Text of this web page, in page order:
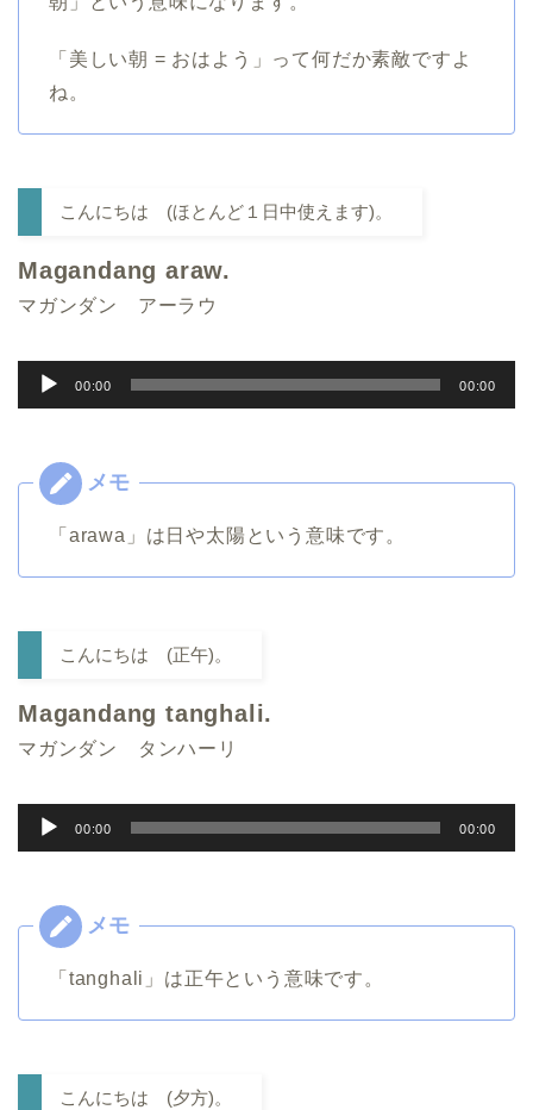
「美しい朝 = おはよう」って何だか素敵ですよ
ね。
こんにちは (ほとんど１日中使えます)。
Magandang araw.
マガンダン アーラウ
声
ー
00:00 00:00
「arawa」は日や太陽という意味です。
こんにちは (正午)。
Magandang tanghali.
マガンダン タンハーリ
声
ー
00:00 00:00
「tanghali」は正午という意味です。
こんにちは (夕方)。